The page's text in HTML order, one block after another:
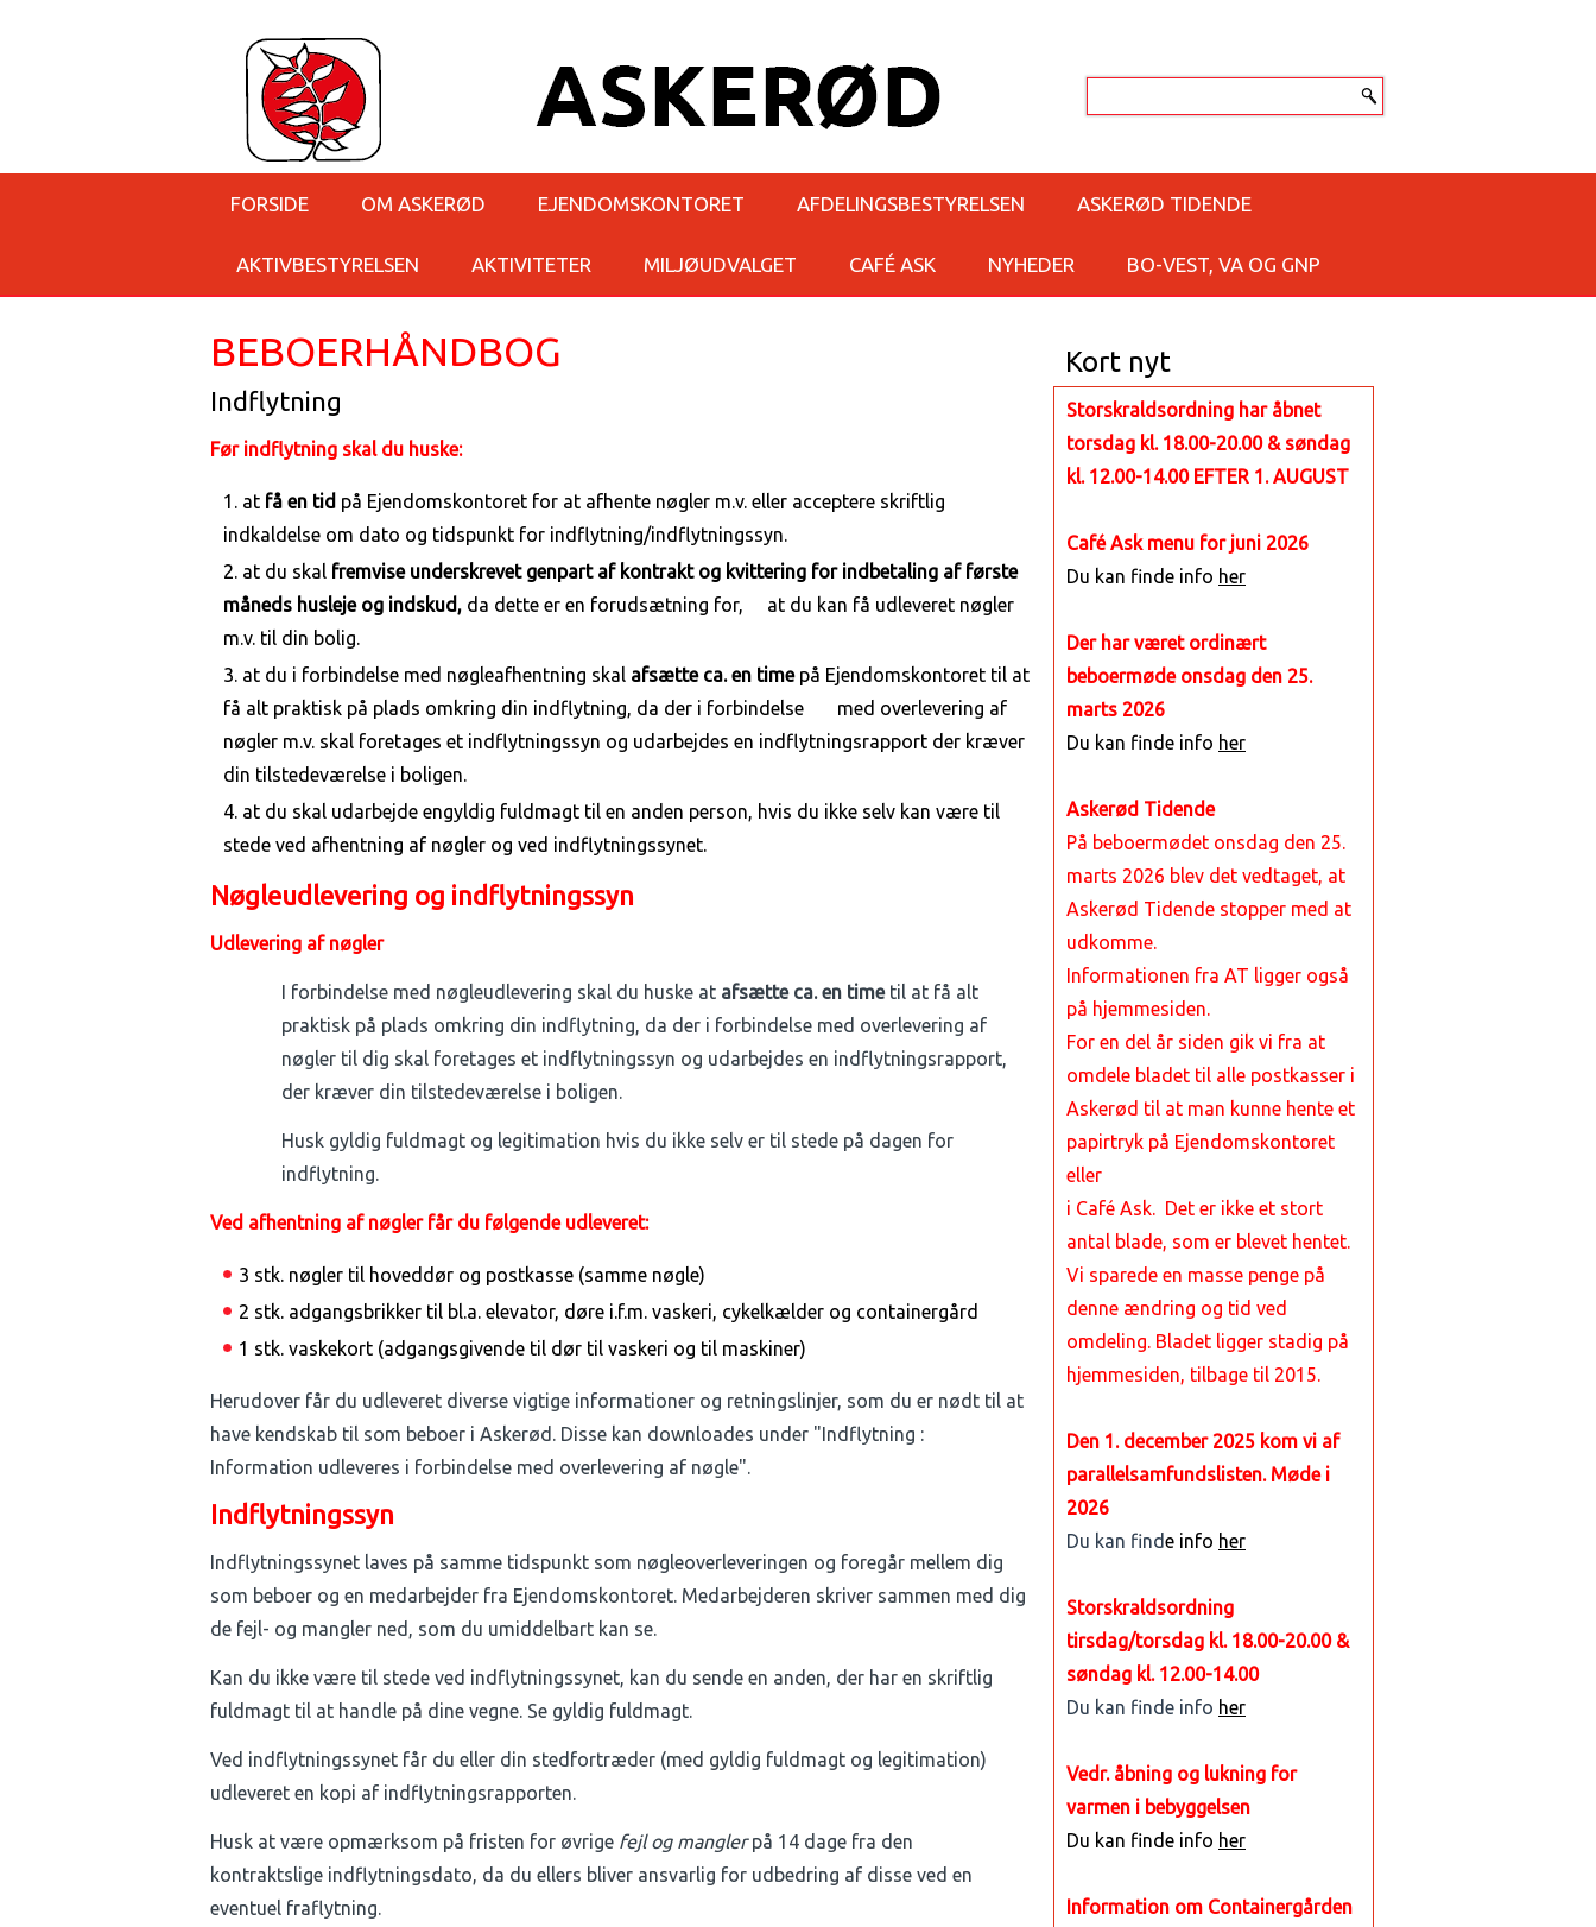
FORSIDE OM ASKERØD EJENDOMSKONTORET AFDELINGSBESTYRELSEN ASKERØD TIDENDE
AKTIVBESTYRELSEN AKTIVITETER MILJØUDVALGET CAFÉ ASK NYHEDER BO-VEST, VA OG GNP
BEBOERHÅNDBOG
Indflytning
Før indflytning skal du huske:
at få en tid på Ejendomskontoret for at afhente nøgler m.v. eller acceptere skriftlig
indkaldelse om dato og tidspunkt for indflytning/indflytningssyn.
at du skal fremvise underskrevet genpart af kontrakt og kvittering for indbetaling af første
måneds husleje og indskud, da dette er en forudsætning for, at du kan få udleveret nøgler
m.v. til din bolig.
at du i forbindelse med nøgleafhentning skal afsætte ca. en timepå Ejendomskontoret til at
få alt praktisk på plads omkring din indflytning, da der i forbindelse med overlevering af
nøgler m.v. skal foretages et indflytningssyn og udarbejdes en indflytningsrapport der kræver
din tilstedeværelse i boligen.
at du skal udarbejde engyldig fuldmagt til en anden person, hvis du ikke selv kan være til
stede ved afhentning af nøgler og ved indflytningssynet.
Nøgleudlevering og indflytningssyn
Udlevering af nøgler
I forbindelse med nøgleudlevering skal du huske at afsætte ca. en timetil at få alt
praktisk på plads omkring din indflytning, da der i forbindelse med overlevering af
nøgler til dig skal foretages et indflytningssyn og udarbejdes en indflytningsrapport,
der kræver din tilstedeværelse i boligen.
Husk gyldig fuldmagt og legitimation hvis du ikke selv er til stede på dagen for
indflytning.
Ved afhentning af nøgler får du følgende udleveret:
3 stk. nøgler til hoveddør og postkasse (samme nøgle)
2 stk. adgangsbrikker til bl.a. elevator, døre i.f.m. vaskeri, cykelkælder og containergård
1 stk. vaskekort (adgangsgivende til dør til vaskeri og til maskiner)
Herudover får du udleveret diverse vigtige informationer og retningslinjer, som du er nødt til at
have kendskab til som beboer i Askerød. Disse kan downloades under "Indflytning :
Information udleveres i forbindelse med overlevering af nøgle".
Indflytningssyn
Indflytningssynet laves på samme tidspunkt som nøgleoverleveringen og foregår mellem dig
som beboer og en medarbejder fra Ejendomskontoret. Medarbejderen skriver sammen med dig
de fejl- og mangler ned, som du umiddelbart kan se.
Kan du ikke være til stede ved indflytningssynet, kan du sende en anden, der har en skriftlig
fuldmagt til at handle på dine vegne. Se gyldig fuldmagt.
Ved indflytningssynet får du eller din stedfortræder (med gyldig fuldmagt og legitimation)
udleveret en kopi af indflytningsrapporten.
Husk at være opmærksom på fristen for øvrige fejl og manglerpå 14 dage fra den
kontraktslige indflytningsdato, da du ellers bliver ansvarlig for udbedring af disse ved en
eventuel fraflytning.
Kort nyt
Storskraldsordning har åbnet
torsdag kl. 18.00-20.00 & søndag
kl. 12.00-14.00 EFTER 1. AUGUST
Café Ask menu for juni 2026
Du kan finde info her
Der har været ordinært
beboermøde onsdag den 25.
marts 2026
Du kan finde info her
Askerød Tidende
På beboermødet onsdag den 25.
marts 2026 blev det vedtaget, at
Askerød Tidende stopper med at
udkomme.
Informationen fra AT ligger også
på hjemmesiden.
For en del år siden gik vi fra at
omdele bladet til alle postkasser i
Askerød til at man kunne hente et
papirtryk på Ejendomskontoret
eller
i Café Ask. Det er ikke et stort
antal blade, som er blevet hentet.
Vi sparede en masse penge på
denne ændring og tid ved
omdeling. Bladet ligger stadig på
hjemmesiden, tilbage til 2015.
Den 1. december 2025 kom vi af
parallelsamfundslisten. Møde i
2026
Du kan finde info her
Storskraldsordning
tirsdag/torsdag kl. 18.00-20.00 &
søndag kl. 12.00-14.00
Du kan finde info her
Vedr. åbning og lukning for
varmen i bebyggelsen
Du kan finde info her
Information om Containergården